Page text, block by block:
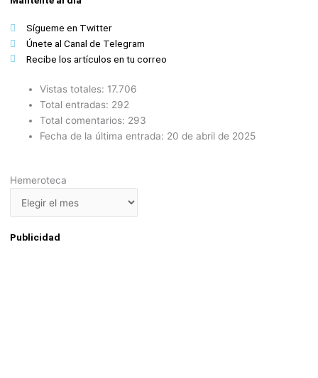
Sígueme en Twitter
Únete al Canal de Telegram
Recibe los artículos en tu correo
Vistas totales: 17.706
Total entradas: 292
Total comentarios: 293
Fecha de la última entrada: 20 de abril de 2025
Hemeroteca
Hemeroteca
Publicidad